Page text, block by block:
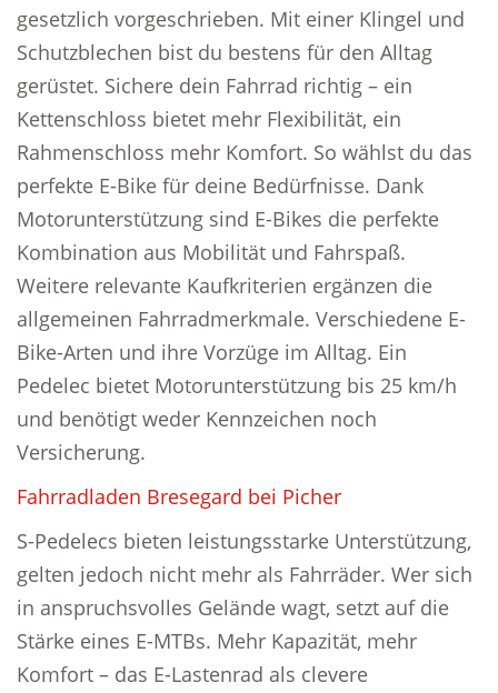
gesetzlich vorgeschrieben. Mit einer Klingel und
Schutzblechen bist du bestens für den Alltag
gerüstet. Sichere dein Fahrrad richtig – ein
Kettenschloss bietet mehr Flexibilität, ein
Rahmenschloss mehr Komfort. So wählst du das
perfekte E-Bike für deine Bedürfnisse. Dank
Motorunterstützung sind E-Bikes die perfekte
Kombination aus Mobilität und Fahrspaß.
Weitere relevante Kaufkriterien ergänzen die
allgemeinen Fahrradmerkmale. Verschiedene E-
Bike-Arten und ihre Vorzüge im Alltag. Ein
Pedelec bietet Motorunterstützung bis 25 km/h
und benötigt weder Kennzeichen noch
Versicherung.
Fahrradladen Bresegard bei Picher
S-Pedelecs bieten leistungsstarke Unterstützung,
gelten jedoch nicht mehr als Fahrräder. Wer sich
in anspruchsvolles Gelände wagt, setzt auf die
Stärke eines E-MTBs. Mehr Kapazität, mehr
Komfort – das E-Lastenrad als clevere